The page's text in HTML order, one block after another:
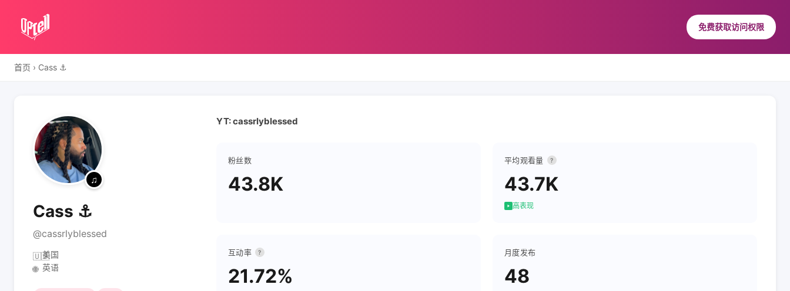
免费获取访问权限
首页 › Cass ⚓️
Cass ⚓️
@cassrlyblessed
🇺🇸美国
🌐 英语
YT: cassrlyblessed
粉丝数
43.8K
平均观看量 ?
43.7K
高表现
互动率 ?
21.72%
月度发布
48